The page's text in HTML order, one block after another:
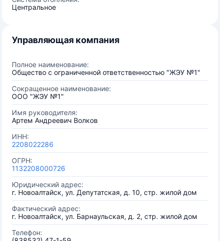
Центральное
Управляющая компания
Полное наименование:
Общество с ограниченной ответственностью "ЖЭУ №1"
Сокращенное наименование:
ООО "ЖЭУ №1"
Имя руководителя:
Артем Андреевич Волков
ИНН:
2208022286
ОГРН:
1132208000726
Юридический адрес:
г. Новоалтайск, ул. Депутатская, д. 10, стр. жилой дом
Фактический адрес:
г. Новоалтайск, ул. Барнаульская, д. 2, стр. жилой дом
Телефон: